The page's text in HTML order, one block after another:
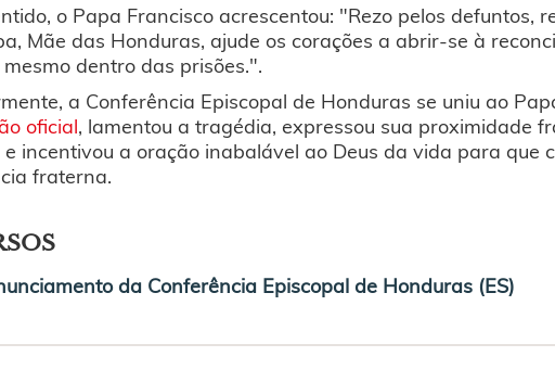
o Papa Francisco acrescentou: "Rezo pelos defuntos,
Mãe das Honduras, ajude os corações a abrir-se à
dentro das prisões.".
a Conferência Episcopal de Honduras se uniu ao
oficial, lamentou a tragédia, expressou sua proximidade
incentivou a oração inabalável ao Deus da vida para que
fraterna.
da Conferência Episcopal de Honduras (ES)